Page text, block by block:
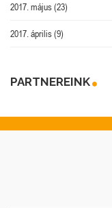
2017. május(23)
2017. április(9)
PARTNEREINK